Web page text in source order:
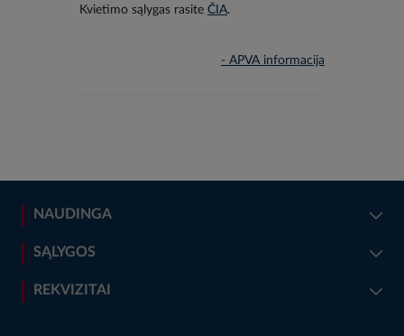
Kvietimo sąlygas rasite ČIA.
- APVA informacija
NAUDINGA
SĄLYGOS
REKVIZITAI